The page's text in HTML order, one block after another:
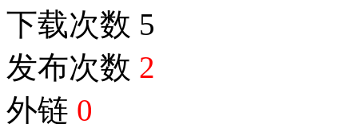
下载次数 5
发布次数 2
外链 0